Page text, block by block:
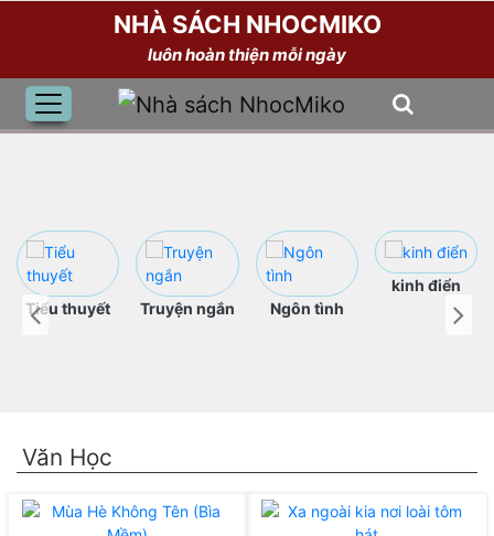
NHÀ SÁCH NHOCMIKO
luôn hoàn thiện mỗi ngày
Tiểu thuyết Truyện ngắn Ngôn tình
kinh điển
Văn Học